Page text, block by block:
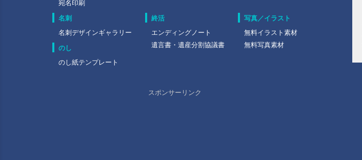
宛名印刷
名刺
名刺デザインギャラリー
のし
のし紙テンプレート
終活
エンディングノート
遺言書・遺産分割協議書
写真／イラスト
無料イラスト素材
無料写真素材
スポンサーリンク